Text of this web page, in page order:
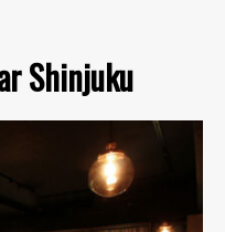
Shinjuku